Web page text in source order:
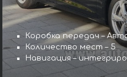
Коробка передач –
Количество мест – 5
Навигация –